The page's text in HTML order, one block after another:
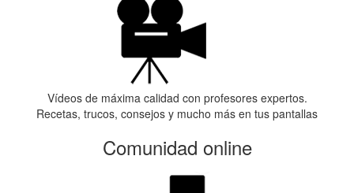
Vídeos de máxima calidad con profesores expertos.
Recetas, trucos, consejos y mucho más en tus pantallas
Comunidad online